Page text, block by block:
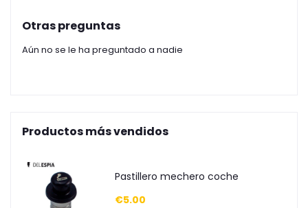
Otras preguntas
Aún no se le ha preguntado a nadie
Productos más vendidos
Pastillero mechero coche
€5.00